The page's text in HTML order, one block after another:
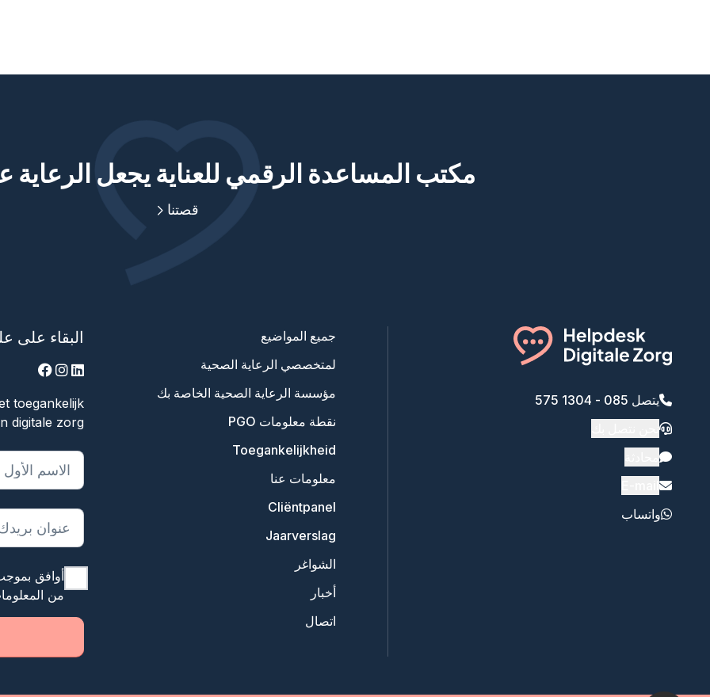
مكتب المساعدة الرقمي للعناية يجعل الرعاية
قصتنا
يتصل 085 - 1304 575
واتساب
جميع المواضيع
لمتخصصي الرعاية الصحية
مؤسسة الرعاية الصحية الخاصة بك
نقطة معلومات PGO
Toegankelijkheid
معلومات عنا
Cliëntpanel
Jaarverslag
الشواغر
أخبار
اتصال
البقاء على
linkedin
instagram
toegankelijk
digitale zorg.
يشير "*" إلى
أوافق
من